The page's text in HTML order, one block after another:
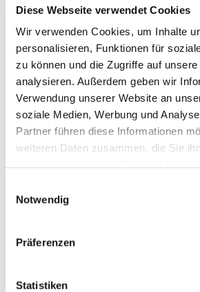
Diese Webseite verwendet Cookies
Wir verwenden Cookies, um Inhalte
personalisieren, Funktionen für
zu können und die Zugriffe auf
analysieren. Außerdem geben wir
Verwendung unserer Website an
soziale Medien, Werbung und
Partner führen diese Informationen
weiteren Daten zusammen, die Sie
Notwendig
Präferenzen
Statistiken
Werde ein "Follower" von
von ihm leiten! -
Audioimpuls
Dies könnte Sie